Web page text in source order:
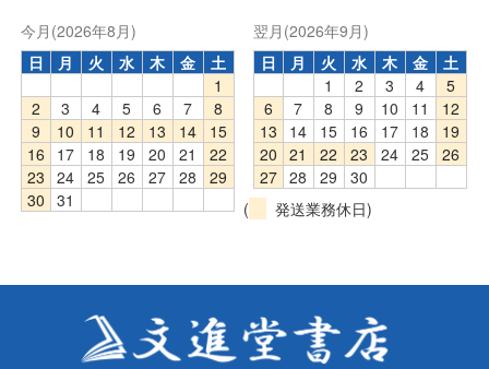
今月(2026年8月)
日
月 火 水 木 金
土
1
2
3 4 5 6 7
8
9
10 11 12 13 14
15
16
17 18 19 20 21
22
23
24 25 26 27 28
29
30
31
翌月(2026年9月)
日
月 火 水 木 金
土
1
2 3 4
5
6
7 8 9 10 11
12
13
14 15 16 17 18
19
20
21 22 23 24 25
26
27 28 29
30
(
発送業務休日)